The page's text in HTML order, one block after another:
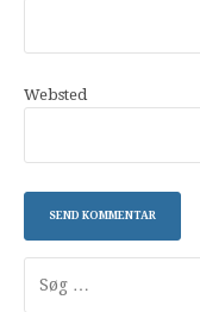
Websted
efter: